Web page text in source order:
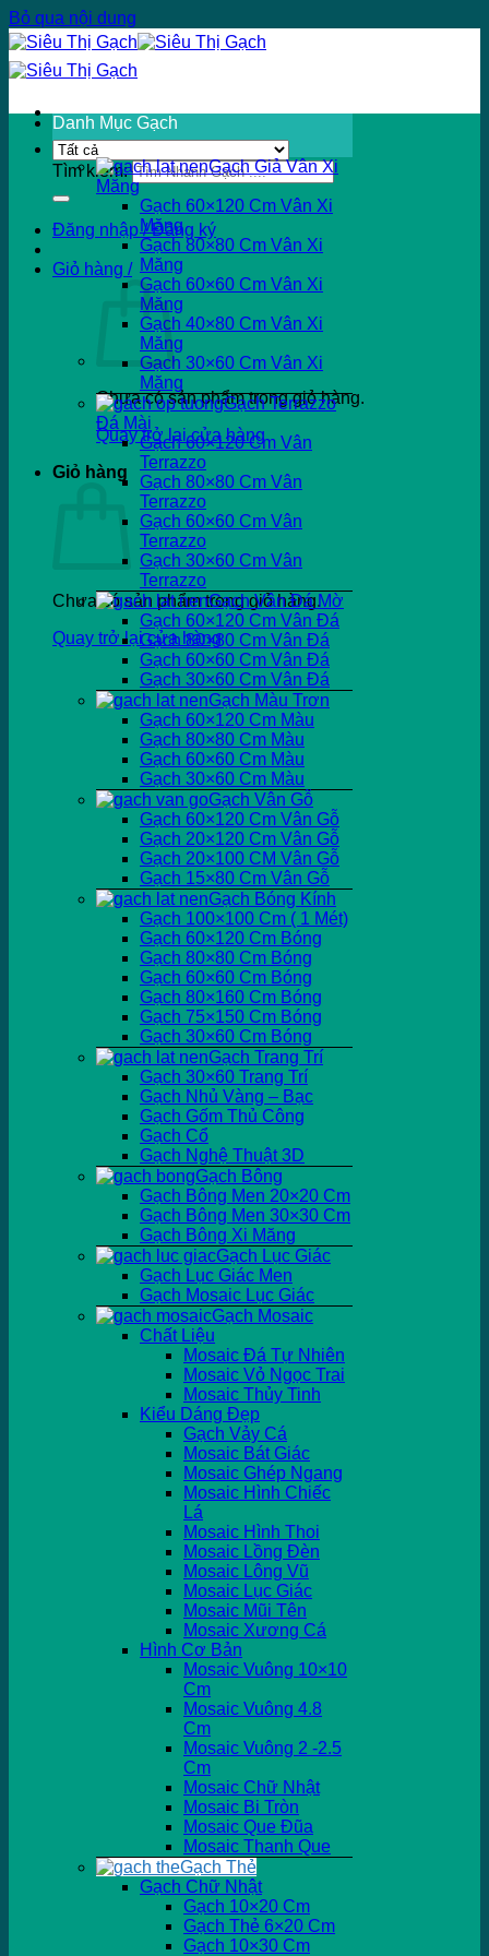
Bỏ qua nội dung
Tìm kiếm:
Đăng nhập / Đăng ký
Giỏ hàng /
Chưa có sản phẩm trong giỏ hàng.
Quay trở lại cửa hàng
Giỏ hàng
Chưa có sản phẩm trong giỏ hàng.
Quay trở lại cửa hàng
Danh Mục Gạch
Gạch Giả Vân Xi
Măng
Gạch 60×120 Cm Vân Xi
Măng
Gạch 80×80 Cm Vân Xi
Măng
Gạch 60×60 Cm Vân Xi
Măng
Gạch 40×80 Cm Vân Xi
Măng
Gạch 30×60 Cm Vân Xi
Măng
Gạch Terrazzo
Đá Mài
Gạch 60×120 Cm Vân
Terrazzo
Gạch 80×80 Cm Vân
Terrazzo
Gạch 60×60 Cm Vân
Terrazzo
Gạch 30×60 Cm Vân
Terrazzo
Gạch Vân Đá Mờ
Gạch 60×120 Cm Vân Đá
Gạch 80×80 Cm Vân Đá
Gạch 60×60 Cm Vân Đá
Gạch 30×60 Cm Vân Đá
Gạch Màu Trơn
Gạch 60×120 Cm Màu
Gạch 80×80 Cm Màu
Gạch 60×60 Cm Màu
Gạch 30×60 Cm Màu
Gạch Vân Gỗ
Gạch 60×120 Cm Vân Gỗ
Gạch 20×120 Cm Vân Gỗ
Gạch 20×100 CM Vân Gỗ
Gạch 15×80 Cm Vân Gỗ
Gạch Bóng Kính
Gạch 100×100 Cm ( 1 Mét)
Gạch 60×120 Cm Bóng
Gạch 80×80 Cm Bóng
Gạch 60×60 Cm Bóng
Gạch 80×160 Cm Bóng
Gạch 75×150 Cm Bóng
Gạch 30×60 Cm Bóng
Gạch Trang Trí
Gạch 30×60 Trang Trí
Gạch Nhủ Vàng – Bạc
Gạch Gốm Thủ Công
Gạch Cổ
Gạch Nghệ Thuật 3D
Gạch Bông
Gạch Bông Men 20×20 Cm
Gạch Bông Men 30×30 Cm
Gạch Bông Xi Măng
Gạch Lục Giác
Gạch Lục Giác Men
Gạch Mosaic Lục Giác
Gạch Mosaic
Chất Liệu
Mosaic Đá Tự Nhiên
Mosaic Vỏ Ngọc Trai
Mosaic Thủy Tinh
Kiểu Dáng Đẹp
Gạch Vảy Cá
Mosaic Bát Giác
Mosaic Ghép Ngang
Mosaic Hình Chiếc
Lá
Mosaic Hình Thoi
Mosaic Lồng Đèn
Mosaic Lông Vũ
Mosaic Lục Giác
Mosaic Mũi Tên
Mosaic Xương Cá
Hình Cơ Bản
Mosaic Vuông 10×10
Cm
Mosaic Vuông 4.8
Cm
Mosaic Vuông 2 -2.5
Cm
Mosaic Chữ Nhật
Mosaic Bi Tròn
Mosaic Que Đũa
Mosaic Thanh Que
Gạch Thẻ
Gạch Chữ Nhật
Gạch 10×20 Cm
Gạch Thẻ 6×20 Cm
Gạch 10×30 Cm